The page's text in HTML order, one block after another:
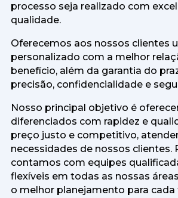
processo seja realizado com
qualidade.
Oferecemos aos nossos clientes
personalizado com a melhor
benefício, além da garantia do
precisão, confidencialidade e
Nosso principal objetivo é
diferenciados com rapidez e
preço justo e competitivo,
necessidades de nossos clientes.
contamos com equipes
flexíveis em todas as nossas
o melhor planejamento para